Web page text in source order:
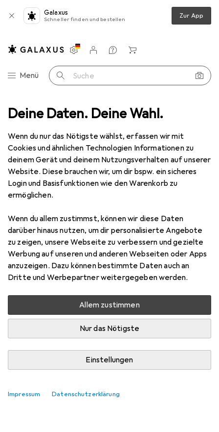
Deine Daten. Deine Wahl.
Wenn du nur das Nötigste wählst, erfassen wir mit
Cookies und ähnlichen Technologien Informationen zu
deinem Gerät und deinem Nutzungsverhalten auf unserer
Website. Diese brauchen wir, um dir bspw. ein sicheres
Login und Basisfunktionen wie den Warenkorb zu
ermöglichen.
Wenn du allem zustimmst, können wir diese Daten
darüber hinaus nutzen, um dir personalisierte Angebote
zu zeigen, unsere Webseite zu verbessern und gezielte
Werbung auf unseren und anderen Webseiten oder Apps
anzuzeigen. Dazu können bestimmte Daten auch an
Dritte und Werbepartner weitergegeben werden.
Allem zustimmen
Nur das Nötigste
Einstellungen
Impressum Datenschutzerklärung
Galaxus
Schneller finden und bestellen Zur App
Navigation nach Kategorien
Menü Suche
Einstellungen
Kundenkonto
Vergleichslisten
Merklisten
Warenkorb
Schneidutensilien Messerschärfer Zwilling Wetzstahl
12 Bilder
ZwillingWetzstahl
EUR
19,61
79
Bewertungen Testberichte
Sehr gut bei 1 Test
Mehr als 10 Stück an Lager beim Lieferanten
Lieferort angeben für genaue Lieferzeit
In den Warenkorb
Kostenloser Versand ab 30,– i